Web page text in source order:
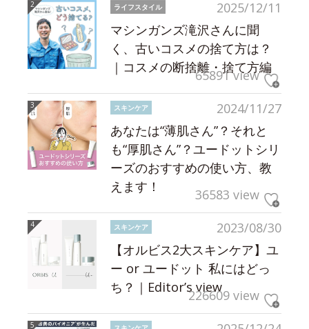
2025/12/11
ライフスタイル
マシンガンズ滝沢さんに聞
く、古いコスメの捨て方は？
｜コスメの断捨離・捨て方編
65891 view
2024/11/27
スキンケア
あなたは“薄肌さん”？それと
も“厚肌さん”？ユードットシリ
ーズのおすすめの使い方、教
えます！
36583 view
2023/08/30
スキンケア
【オルビス2大スキンケア】ユ
ー or ユードット 私にはどっ
ち？｜Editor’s view226609 view